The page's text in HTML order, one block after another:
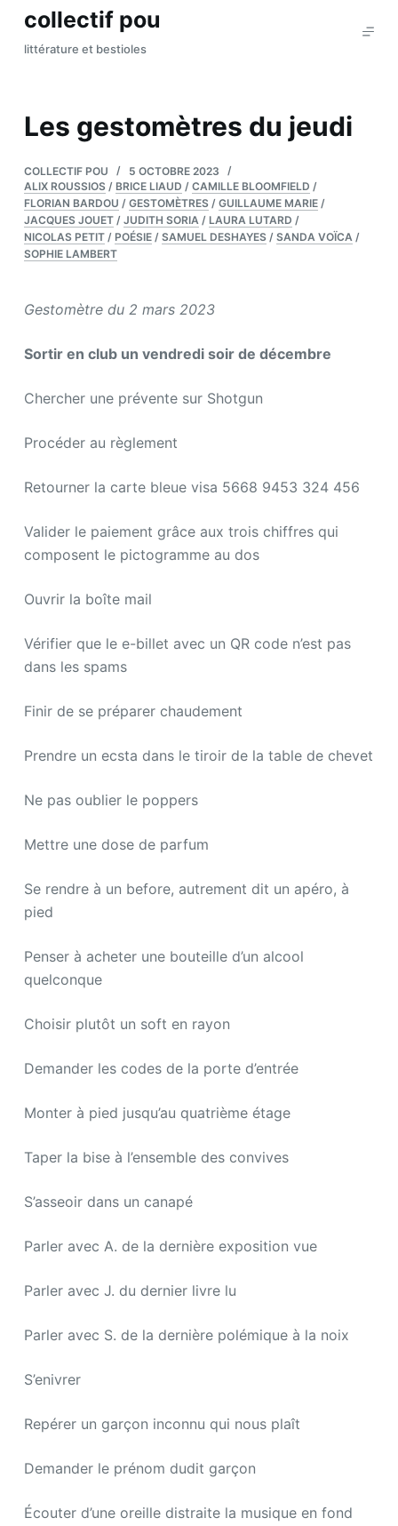
P
a
e
u
c
o
n
collectif pou
littérature et bestioles
Les gestomètres du jeudi
COLLECTIF POU
5 OCTOBRE 2023
ALIX ROUSSIOS/ BRICE LIAUD / CAMILLE BLOOMFIELD /
FLORIAN BARDOU / GESTOMÈTRES/ GUILLAUME MARIE/
JACQUES JOUET/ JUDITH SORIA/ LAURA LUTARD /
NICOLAS PETIT/ POÉSIE/ SAMUEL DESHAYES/ SANDA VOÏCA/
SOPHIE LAMBERT
Gestomètre du 2 mars 2023
Sortir en club un vendredi soir de décembre
Chercher une prévente sur Shotgun
Procéder au règlement
Retourner la carte bleue visa 5668 9453 324 456
Valider le paiement grâce aux trois chiffres qui
composent le pictogramme au dos
Ouvrir la boîte mail
Vérifier que le e-billet avec un QR code n’est pas
dans les spams
Finir de se préparer chaudement
Prendre un ecsta dans le tiroir de la table de chevet
Ne pas oublier le poppers
Mettre une dose de parfum
Se rendre à un before, autrement dit un apéro, à
pied
Penser à acheter une bouteille d’un alcool
quelconque
Choisir plutôt un soft en rayon
Demander les codes de la porte d’entrée
Monter à pied jusqu’au quatrième étage
Taper la bise à l’ensemble des convives
S’asseoir dans un canapé
Parler avec A. de la dernière exposition vue
Parler avec J. du dernier livre lu
Parler avec S. de la dernière polémique à la noix
S’enivrer
Repérer un garçon inconnu qui nous plaît
Demander le prénom dudit garçon
Écouter d’une oreille distraite la musique en fond